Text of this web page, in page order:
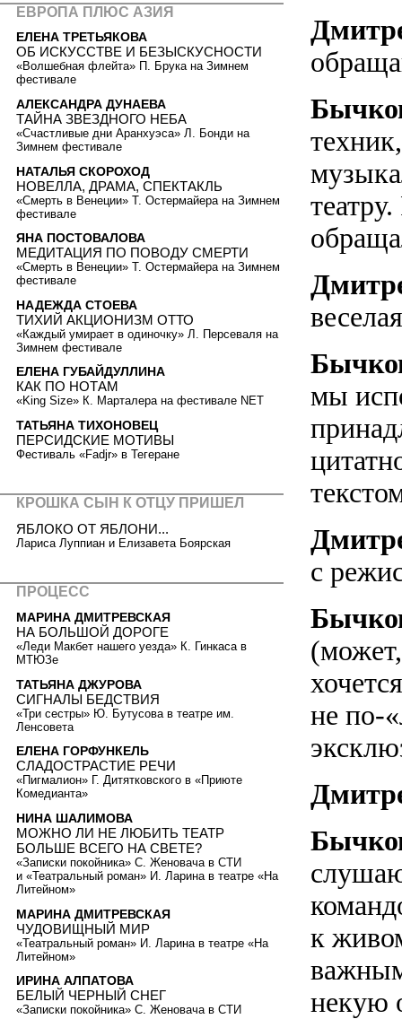
мы
с
не по-
к
некую
ЕВРОПА ПЛЮС АЗИЯ
ЕЛЕНА ТРЕТЬЯКОВА
ОБ ИСКУССТВЕ И БЕЗЫСКУСНОСТИ
«Волшебная флейта» П. Брука на Зимнем
фестивале
АЛЕКСАНДРА ДУНАЕВА
ТАЙНА ЗВЕЗДНОГО НЕБА
«Счастливые дни Аранхуэса» Л. Бонди на
Зимнем фестивале
НАТАЛЬЯ СКОРОХОД
НОВЕЛЛА, ДРАМА, СПЕКТАКЛЬ
«Смерть в Венеции» Т. Остермайера на Зимнем
фестивале
ЯНА ПОСТОВАЛОВА
МЕДИТАЦИЯ ПО ПОВОДУ СМЕРТИ
«Смерть в Венеции» Т. Остермайера на Зимнем
фестивале
НАДЕЖДА СТОЕВА
ТИХИЙ АКЦИОНИЗМ ОТТО
«Каждый умирает в одиночку» Л. Персеваля на
Зимнем фестивале
ЕЛЕНА ГУБАЙДУЛЛИНА
КАК ПО НОТАМ
«King Size» К. Марталера на фестивале NET
ТАТЬЯНА ТИХОНОВЕЦ
ПЕРСИДСКИЕ МОТИВЫ
Фестиваль «Fadjr» в Тегеране
КРОШКА СЫН К ОТЦУ ПРИШЕЛ
ЯБЛОКО ОТ ЯБЛОНИ...
Лариса Луппиан и Елизавета Боярская
ПРОЦЕСС
МАРИНА ДМИТРЕВСКАЯ
НА БОЛЬШОЙ ДОРОГЕ
«Леди Макбет нашего уезда» К. Гинкаса в
МТЮЗе
ТАТЬЯНА ДЖУРОВА
СИГНАЛЫ БЕДСТВИЯ
«Три сестры» Ю. Бутусова в театре им.
Ленсовета
ЕЛЕНА ГОРФУНКЕЛЬ
СЛАДОСТРАСТИЕ РЕЧИ
«Пигмалион» Г. Дитятковского в «Приюте
Комедианта»
НИНА ШАЛИМОВА
МОЖНО ЛИ НЕ ЛЮБИТЬ ТЕАТР
БОЛЬШЕ ВСЕГО НА СВЕТЕ?
«Записки покойника» С. Женовача в СТИ
и «Театральный роман» И. Ларина в театре «На
Литейном»
МАРИНА ДМИТРЕВСКАЯ
ЧУДОВИЩНЫЙ МИР
«Театральный роман» И. Ларина в театре «На
Литейном»
ИРИНА АЛПАТОВА
БЕЛЫЙ ЧЕРНЫЙ СНЕГ
«Записки покойника» С. Женовача в СТИ